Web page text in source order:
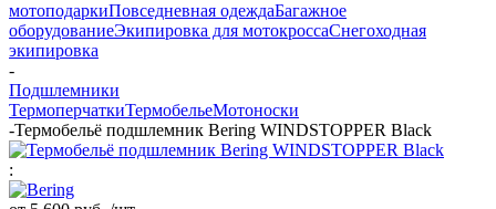
мотоподаркиПовседневная одеждаБагажное
оборудованиеЭкипировка для мотокроссаСнегоходная
экипировка
-
Подшлемники
ТермоперчаткиТермобельеМотоноски
-Термобельё подшлемник Bering WINDSTOPPER Black
: